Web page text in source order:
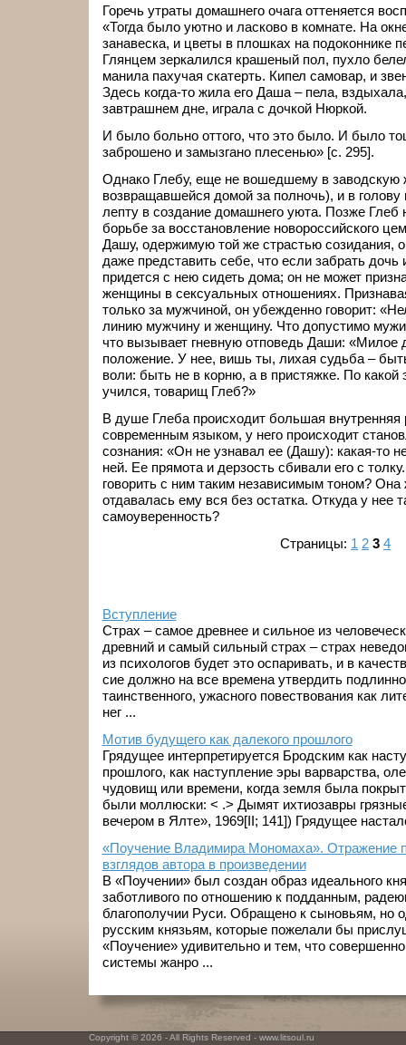
Горечь утраты домашнего очага оттеняется
«Тогда было уютно и ласково в комнате. На
занавеска, и цветы в плошках на подоконнике
Глянцем зеркалился крашеный пол, пухло
манила пахучая скатерть. Кипел самовар, и
Здесь когда-то жила его Даша – пела,
завтрашнем дне, играла с дочкой Нюркой.
И было больно оттого, что это было. И было
заброшено и замызгано плесенью» [с. 295].
Однако Глебу, еще не вошедшему в заводскую
возвращавшейся домой за полночь), и в голову
лепту в создание домашнего уюта. Позже Глеб
борьбе за восстановление новороссийского
Дашу, одержимую той же страстью созидания,
даже представить себе, что если забрать дочь
придется с нею сидеть дома; он не может
женщины в сексуальных отношениях.
только за мужчиной, он убежденно говорит:
линию мужчину и женщину. Что допустимо
что вызывает гневную отповедь Даши: «Милое
положение. У нее, вишь ты, лихая судьба –
воли: быть не в корню, а в пристяжке. По какой
учился, товарищ Глеб?»
В душе Глеба происходит большая внутренняя
современным языком, у него происходит
сознания: «Он не узнавал ее (Дашу): какая-то
ней. Ее прямота и дерзость сбивали его с
говорить с ним таким независимым тоном? Она
отдавалась ему вся без остатка. Откуда у нее
самоуверенность?
Страницы: 1 2 3 4
Вступление
Страх – самое древнее и сильное из
древний и самый сильный страх – страх
из психологов будет это оспаривать, и в
сие должно на все времена утвердить
таинственного, ужасного повествования как
нег ...
Мотив будущего как далекого прошлого
Грядущее интерпретируется Бродским как
прошлого, как наступление эры варварства,
чудовищ или времени, когда земля была
были моллюски: < .> Дымят ихтиозавры
вечером в Ялте», 1969[II; 141]) Грядущее
«Поучение Владимира Мономаха». Отражение
взглядов автора в произведении
В «Поучении» был создан образ идеального
заботливого по отношению к подданным,
благополучии Руси. Обращено к сыновьям, но
русским князьям, которые пожелали бы
«Поучение» удивительно и тем, что
системы жанро ...
Copyright © 2026 - All Rights Reserved - www.litsoul.ru